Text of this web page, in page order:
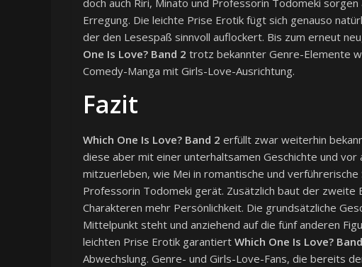
doch auch Riri, Minato und Professorin Todomeki
Erregung. Die leichte Prise Erotik fügt sich genauso
der den Lesespaß sinnvoll auflockert. Bis zum erneut
One Is Love? Band 2 trotz bekannter Genre-Elemente
Comedy-Manga mit Girls-Love-Ausrichtung.
Fazit
Which One Is Love? Band 2 erfüllt zwar weiterhin
diese aber mit einer unterhaltsamen Geschichte und
mitzuerleben, wie Mei in romantische und
Professorin Todomeki gerät. Zusätzlich baut der zweite
Charakteren mehr Persönlichkeit. Die grundsätzliche
Mittelpunkt steht und anziehend auf die fünf anderen
leichten Prise Erotik garantiert Which One Is Love?
Abwechslung. Genre- und Girls-Love-Fans, die bereits